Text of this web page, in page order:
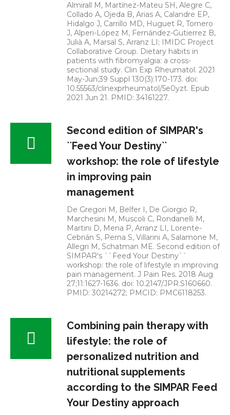
Almirall M, Martínez-Mateu SH, Alegre C,
Collado A, Ojeda B, Arias A, Calandre EP,
Hidalgo J, Carrillo MD, Huguet R, Tornero
J, Alperi-López M, Fernández-Gutierrez B,
Julià A, Marsal S, Arranz LI; IMIDC Project
Collaborative Group. Dietary habits in
patients with fibromyalgia: a cross-
sectional study. Clin Exp Rheumatol. 2021
May-Jun;39 Suppl 130(3):170-173. doi:
10.55563/clinexprheumatol/5e0yzt. Epub
2021 Jun 21. PMID: 34161227.
Second edition of SIMPAR's
``Feed Your Destiny``
workshop: the role of lifestyle
in improving pain
management
De Gregori M, Belfer I, De Giorgio R,
Marchesini M, Muscoli C, Rondanelli M,
Martini D, Mena P, Arranz LI, Lorente-
Cebrián S, Perna S, Villarini A, Salamone M,
Allegri M, Schatman ME. Second edition of
SIMPAR's ``Feed Your Destiny``
workshop: the role of lifestyle in improving
pain management. J Pain Res. 2018 Aug
27;11:1627-1636. doi: 10.2147/JPR.S160660.
PMID: 30214272; PMCID: PMC6118253.
Combining pain therapy with
lifestyle: the role of
personalized nutrition and
nutritional supplements
according to the SIMPAR Feed
Your Destiny approach